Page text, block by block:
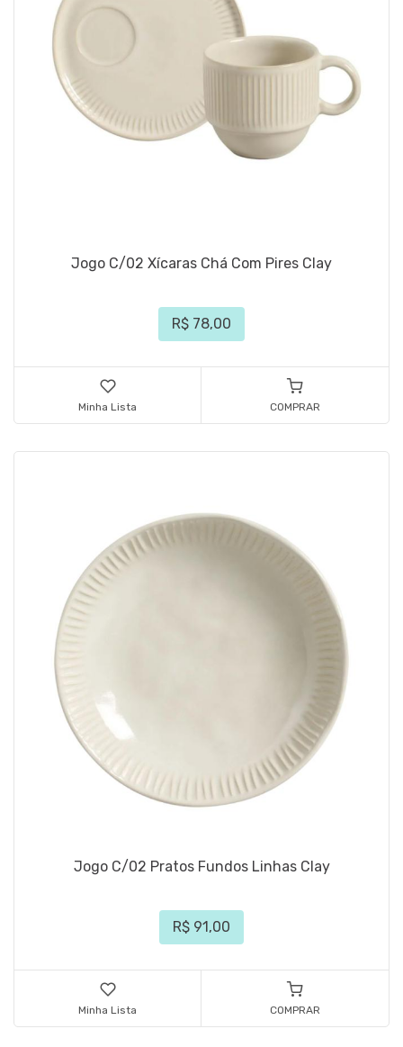
Jogo C/02 Xícaras Chá Com Pires Clay
R$ 78,00
Minha Lista COMPRAR
Jogo C/02 Pratos Fundos Linhas Clay
R$ 91,00
Minha Lista COMPRAR